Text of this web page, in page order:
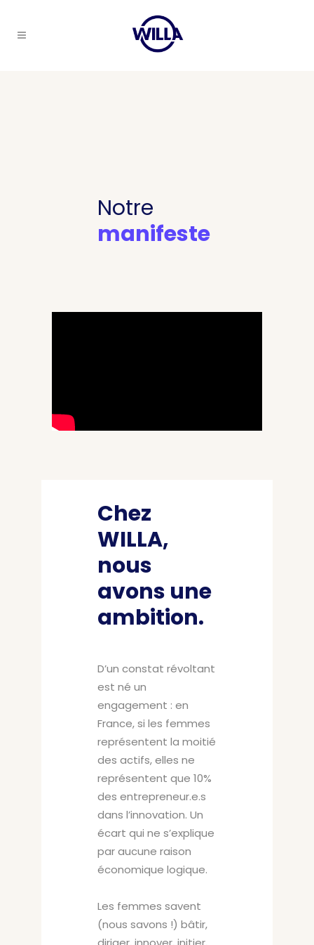
Notre
manifeste
Chez
WILLA,
nous
avons une
ambition.
D’un constat révoltant
est né un
engagement : en
France, si les femmes
représentent la moitié
des actifs, elles ne
représentent que 10%
des entrepreneur.e.s
dans l’innovation. Un
écart qui ne s’explique
par aucune raison
économique logique.
Les femmes savent
(nous savons !) bâtir,